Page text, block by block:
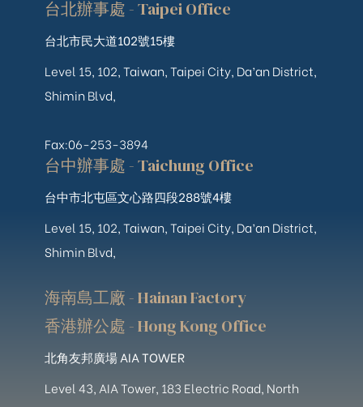
台北辦事處 - Taipei Office
台北市民大道102號15樓
Level 15, 102, Taiwan, Taipei City, Da’an District,
Shimin Blvd,
Fax:06-253-3894
台中辦事處 - Taichung Office
台中市北屯區文心路四段288號4樓
Level 15, 102, Taiwan, Taipei City, Da’an District,
Shimin Blvd,
海南島工廠 - Hainan Factory
香港辦公處 - Hong Kong Office
北角友邦廣場 AIA TOWER
Level 43, AIA Tower, 183 Electric Road, North